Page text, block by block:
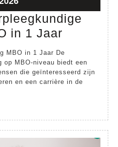
april
2026
in 1 Jaar
Opleiding
MBO
Jaar
MBO in 1 Jaar De
op MBO-niveau biedt een
die geïnteresseerd zijn
en een carrière in de